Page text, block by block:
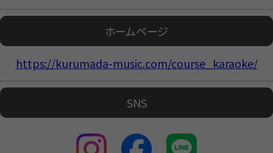
ホームページ
https://kurumada-music.com/course_karaoke/
SNS